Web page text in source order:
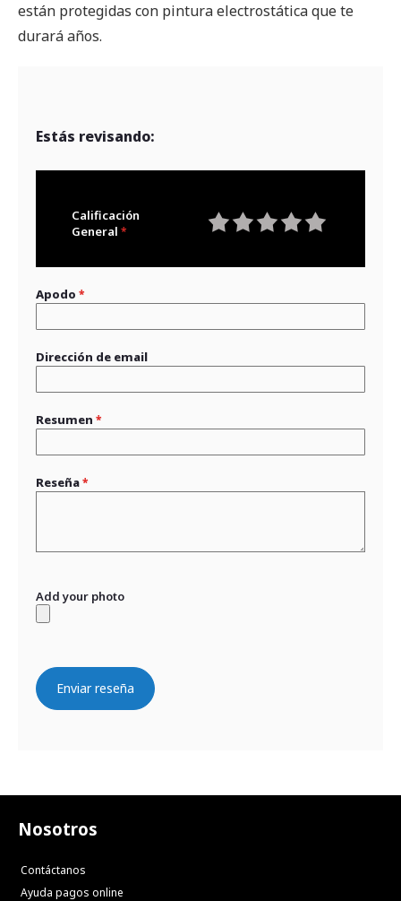
están protegidas con pintura electrostática que te
durará años.
Estás revisando:
Calificación
General
Apodo
Dirección de email
Resumen
Reseña
Add your photo
Enviar reseña
Nosotros
Contáctanos
Ayuda pagos online